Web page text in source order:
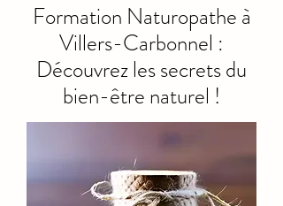
Formation Naturopathe à
Villers-Carbonnel :
Découvrez les secrets du
bien-être naturel !